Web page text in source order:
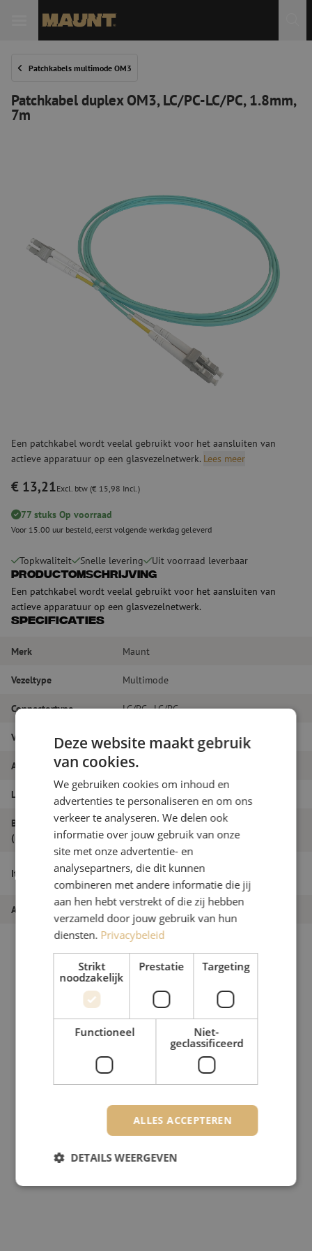
Patchkabels multimode OM3
Patchkabel duplex OM3, LC/PC-LC/PC, 1.8mm,
7m
Een patchkabel wordt veelal gebruikt voor het aansluiten van
actieve apparatuur op een glasvezelnetwerk. Lees meer
€ 13,21Excl. btw (€ 15,98 Incl.)
77 stuks Op voorraad
Voor 15.00 uur besteld, eerst volgende werkdag geleverd
Topkwaliteit Snelle levering Uit voorraad leverbaar
Productomschrijving
Een patchkabel wordt veelal gebruikt voor het aansluiten van
actieve apparatuur op een glasvezelnetwerk.
Specificaties
Merk Maunt
Vezeltype Multimode
Connectortype LC/PC - LC/PC
Vezelsoort OM3
Aantal vezels Duplex
Lengte
Buitendiameter
(mm)
1.8
Itemnaam
Patchkabel duplex OM3, LC/PC-LC/PC,
1.8mm, 7m
Artikelnummer M20000057
Deze website maakt gebruik
van cookies.
We gebruiken cookies om inhoud en
advertenties te personaliseren en om ons
verkeer te analyseren. We delen ook
informatie over jouw gebruik van onze
site met onze advertentie- en
analysepartners, die dit kunnen
combineren met andere informatie die jij
aan hen hebt verstrekt of die zij hebben
verzameld door jouw gebruik van hun
diensten. Privacybeleid
Strikt
noodzakelijk
Prestatie Targeting
Functioneel
Niet-
geclassificeerd
ALLES ACCEPTEREN
DETAILS WEERGEVEN